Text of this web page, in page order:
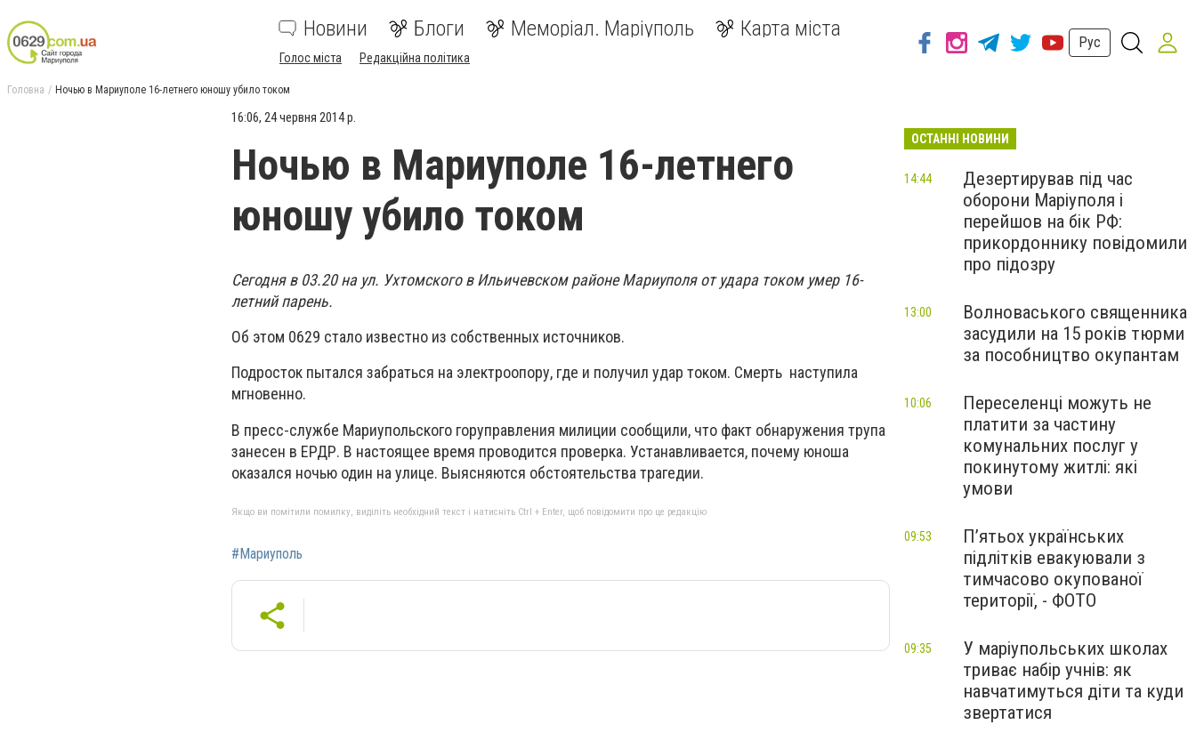
Новини Блоги Меморіал. Маріуполь Карта міста
Голос міста Редакційна політика
Рус
Головна Ночью в Мариуполе 16-летнего юношу убило током
16:06, 24 червня 2014 р.
Ночью в Мариуполе 16-летнего
юношу убило током
Сегодня в 03.20 на ул. Ухтомского в Ильичевском районе Мариуполя от удара током умер 16-
летний парень.
Об этом 0629 стало известно из собственных источников.
Подросток пытался забраться на электроопору, где и получил удар током. Смерть наступила
мгновенно.
В пресс-службе Мариупольского горуправления милиции сообщили, что факт обнаружения трупа
занесен в ЕРДР. В настоящее время проводится проверка. Устанавливается, почему юноша
оказался ночью один на улице. Выясняются обстоятельства трагедии.
Якщо ви помітили помилку, виділіть необхідний текст і натисніть Ctrl + Enter, щоб повідомити про це редакцію
#Мариуполь
ОСТАННІ НОВИНИ
Дезертирував під час
оборони Маріуполя і
перейшов на бік РФ:
прикордоннику повідомили
про підозру
14:44
Волноваського священника
засудили на 15 років тюрми
за пособництво окупантам
13:00
Переселенці можуть не
платити за частину
комунальних послуг у
покинутому житлі: які
умови
10:06
П’ятьох українських
підлітків евакуювали з
тимчасово окупованої
території, - ФОТО
09:53
У маріупольських школах
триває набір учнів: як
навчатимуться діти та куди
звертатися
09:35